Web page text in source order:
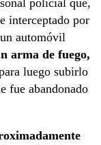
policial que,
interceptado por
automóvil
arma de fuego,
luego subirlo
fue abandonado